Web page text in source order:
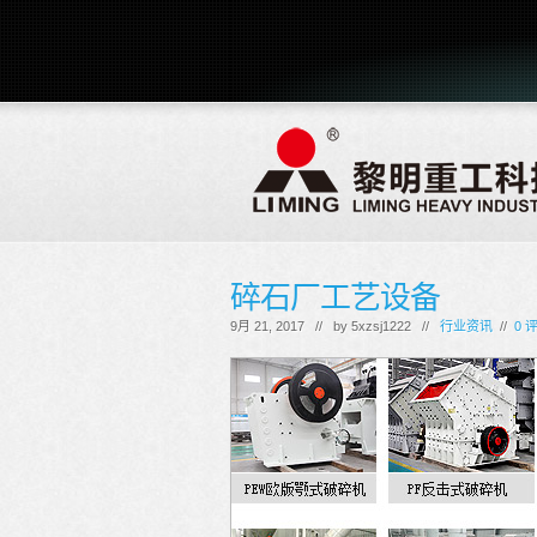
碎石厂工艺设备
9月 21, 2017 // by 5xzsj1222 // 行业资讯 // 0